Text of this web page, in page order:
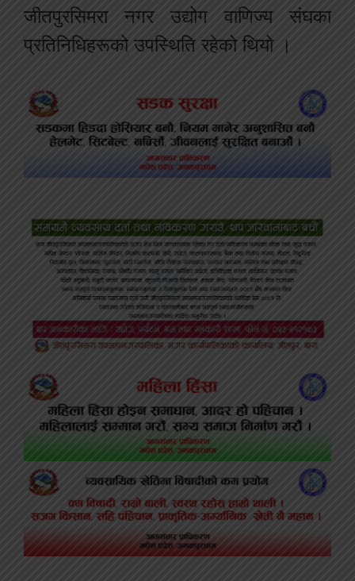
जीतपुरसिमरा नगर उद्योग वाणिज्य संघका
प्रतिनिधिहरूको उपस्थिति रहेको थियो ।